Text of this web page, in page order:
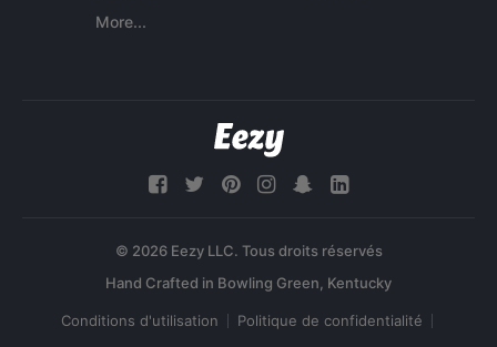
More...
© 2026 Eezy LLC. Tous droits réservés
Conditions d'utilisation Politique de confidentialité